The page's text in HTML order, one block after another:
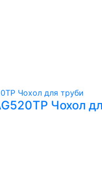
Чохол